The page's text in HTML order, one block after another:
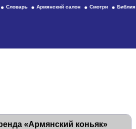
Словарь Армянский салон Смотри Библия
«Армянский коньяк»